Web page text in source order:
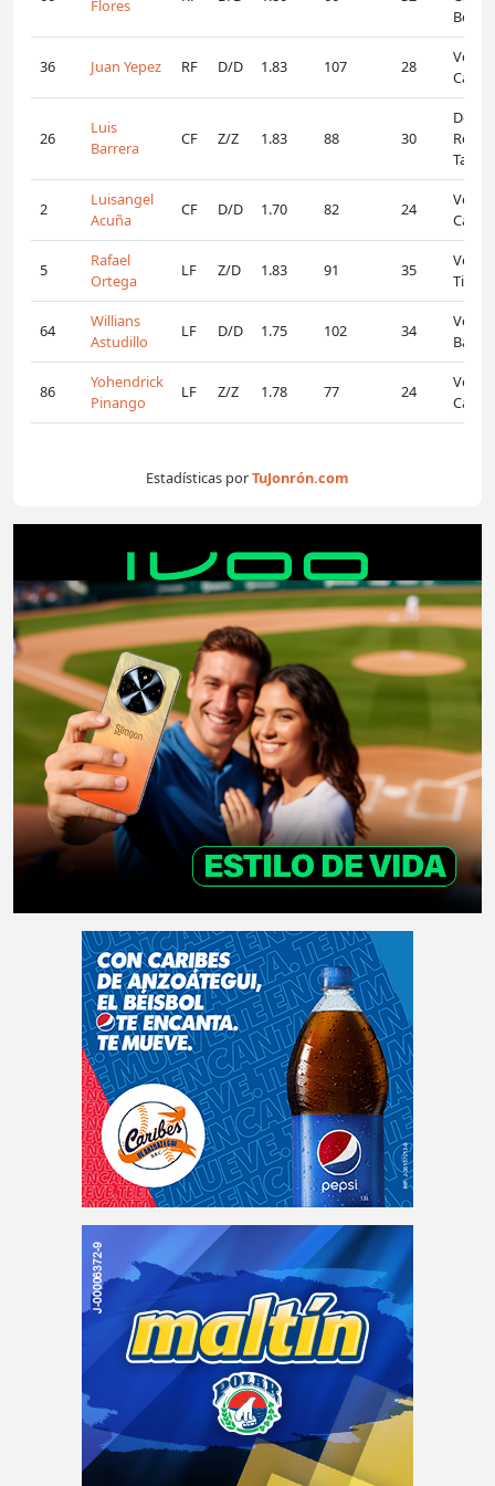
Flores
36 Juan Yepez RF D/D 1.83 107 28
26
Luis
Barrera
CF Z/Z 1.83 88 30
2
Luisangel
Acuña
CF D/D 1.70 82 24
5
Rafael
Ortega
LF Z/D 1.83 91 35
Tigre
64
Willians
Astudillo
LF D/D 1.75 102 34
86
Yohendrick
Pinango
LF Z/Z 1.78 77 24
Estadísticas porTuJonrón.com